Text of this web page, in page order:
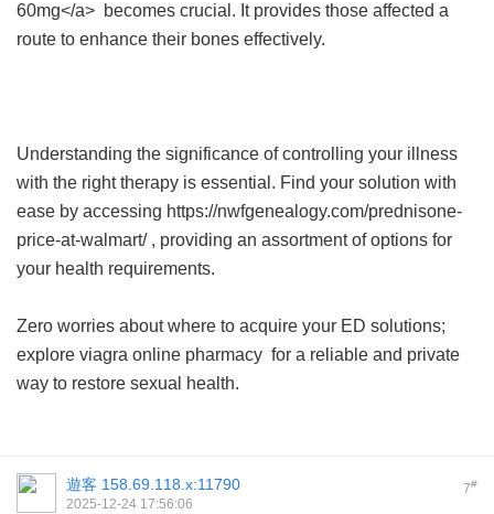
60mg</a> becomes crucial. It provides those affected a
route to enhance their bones effectively.
Understanding the significance of controlling your illness
with the right therapy is essential. Find your solution with
ease by accessing https://nwfgenealogy.com/prednisone-
price-at-walmart/ , providing an assortment of options for
your health requirements.
Zero worries about where to acquire your ED solutions;
explore viagra online pharmacy for a reliable and private
way to restore sexual health.
7#
遊客 158.69.118.x:11790
2025-12-24 17:56:06